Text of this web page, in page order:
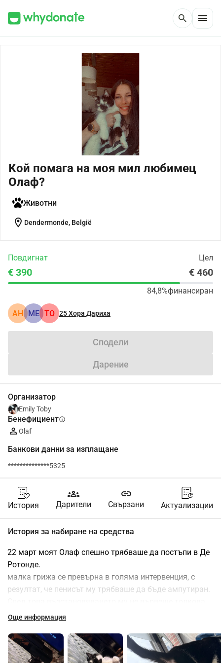
search menu
Кой помага на моя мил любимец
Олаф?
Животни
location_on Dendermonde, België
Повдигнат Цел
€ 390 € 460
84,8%финансиран
АН ME TO 25Хора Дариха
Сподели
Дарение
Организатор
Emily Toby
Бенефициентinfo
Olaf
Банкови данни за изплащане
**************5325
История
groups
Дарители
link
Свързани Актуализации
История за набиране на средства
22 март моят Олаф спешно трябваше да постъпи в Де
Ротонде.
малка грижа се превърна в голяма интервенция, с
резултат, че пенисът му трябваше да бъде ампутиран.
гладко и той започна да отказва да пие, поради което
течности, да му взимат кръв и урина, както и да му
дават допълнителни медикаменти. Така разходите
Още информация